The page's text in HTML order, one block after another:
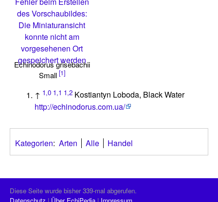
des Vorschaubildes:
Die Miniaturansicht
konnte nicht am
vorgesehenen Ort
gespeichert werden
Echinodorus grisebachii
Small [1]
↑ 1,0 1,1 1,2 Kostiantyn Loboda, Black Water
http://echinodorus.com.ua/
Kategorien: Arten Alle Handel
Diese Seite wurde bisher 339-mal abgerufen.